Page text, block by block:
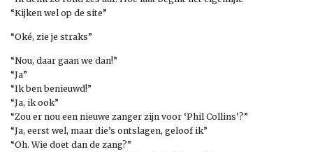
“Kijken wel op de site”
“Oké, zie je straks”
“Nou, daar gaan we dan!”
“Ja”
“Ik ben benieuwd!”
“Ja, ik ook”
“Zou er nou een nieuwe zanger zijn voor ‘Phil Collins’?”
“Ja, eerst wel, maar die’s ontslagen, geloof ik”
“Oh. Wie doet dan de zang?”